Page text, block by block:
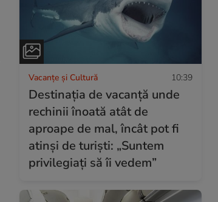
Vacanțe și Cultură 10:39
Destinația de vacanță unde
rechinii înoată atât de
aproape de mal, încât pot fi
atinși de turiști: „Suntem
privilegiați să îi vedem”